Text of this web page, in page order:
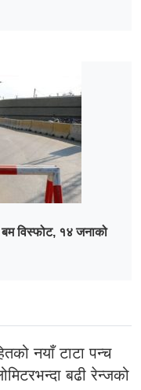
बम विस्फोट, १४ जनाको
नयाँ टाटा पन्च
बढी रेन्जको